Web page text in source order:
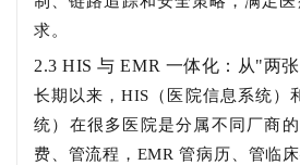
求。
2.3 HIS 与 EMR 一体化：从"两
长期以来，HIS（医院信息系统）
统）在很多医院是分属不同厂商
费、管流程，EMR 管病历、管临